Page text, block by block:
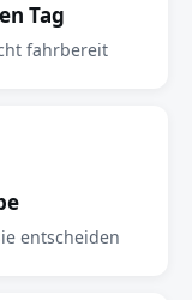
Tag
fahrbereit
entscheiden